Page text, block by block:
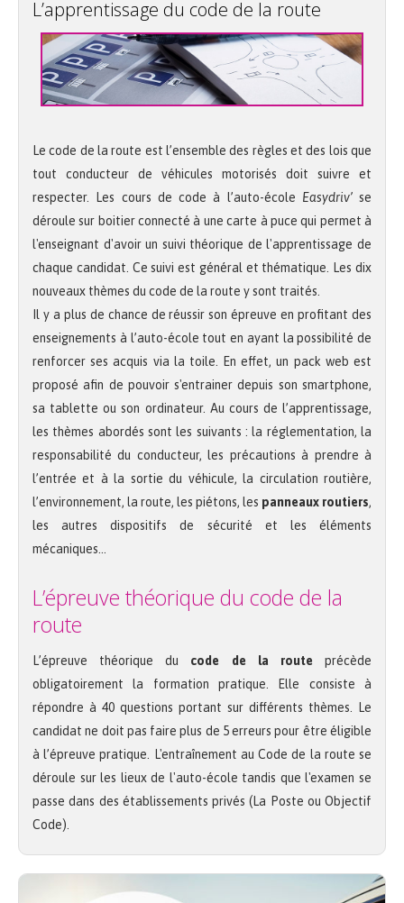
L’apprentissage du code de la route
Le code de la route est l’ensemble des règles et des lois que
tout conducteur de véhicules motorisés doit suivre et
respecter. Les cours de code à l’auto-école Easydriv’ se
déroule sur boitier connecté à une carte à puce qui permet à
l'enseignant d'avoir un suivi théorique de l'apprentissage de
chaque candidat. Ce suivi est général et thématique. Les dix
nouveaux thèmes du code de la route y sont traités.
Il y a plus de chance de réussir son épreuve en profitant des
enseignements à l’auto-école tout en ayant la possibilité de
renforcer ses acquis via la toile. En effet, un pack web est
proposé afin de pouvoir s'entrainer depuis son smartphone,
sa tablette ou son ordinateur. Au cours de l’apprentissage,
les thèmes abordés sont les suivants : la réglementation, la
responsabilité du conducteur, les précautions à prendre à
l’entrée et à la sortie du véhicule, la circulation routière,
l’environnement, la route, les piétons, les panneaux routiers,
les autres dispositifs de sécurité et les éléments
mécaniques…
L’épreuve théorique du code de la
route
L’épreuve théorique du code de la route précède
obligatoirement la formation pratique. Elle consiste à
répondre à 40 questions portant sur différents thèmes. Le
candidat ne doit pas faire plus de 5 erreurs pour être éligible
à l’épreuve pratique. L'entraînement au Code de la route se
déroule sur les lieux de l'auto-école tandis que l'examen se
passe dans des établissements privés (La Poste ou Objectif
Code).